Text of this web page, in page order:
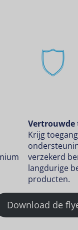
Vertrouwde
Krijg
verzekerd
langdurige
producten.
Download de